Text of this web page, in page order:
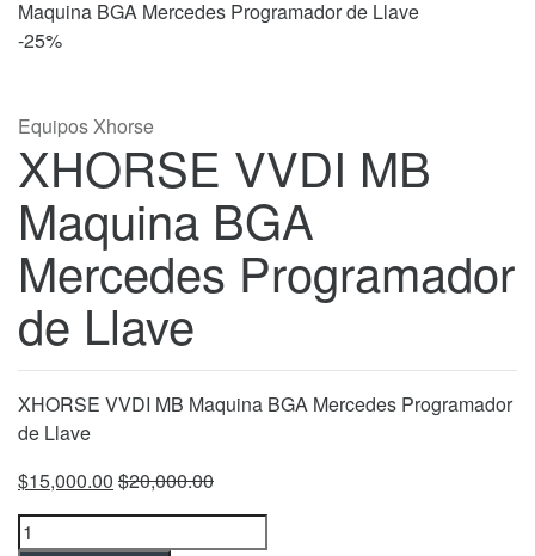
Maquina BGA Mercedes Programador de Llave
-25%
Equipos Xhorse
XHORSE VVDI MB
Maquina BGA
Mercedes Programador
de Llave
XHORSE VVDI MB Maquina BGA Mercedes Programador
de Llave
$15,000.00 $20,000.00
XHORSE